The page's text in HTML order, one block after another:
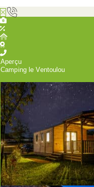
Aperçu
Camping le Ventoulou